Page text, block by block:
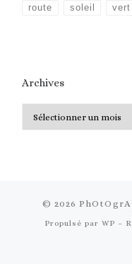
route soleil vert
Archives
© 2026
Propulsé par WP –